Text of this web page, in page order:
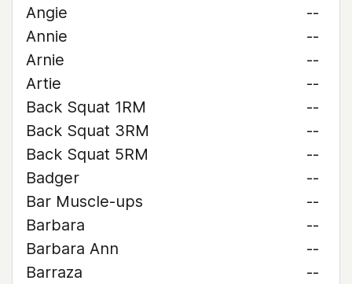
Angie
--
Annie
--
Arnie
--
Artie
--
Back Squat 1RM
--
Back Squat 3RM
--
Back Squat 5RM
--
Badger
--
Bar Muscle-ups
--
Barbara
--
Barbara Ann
--
Barraza
--